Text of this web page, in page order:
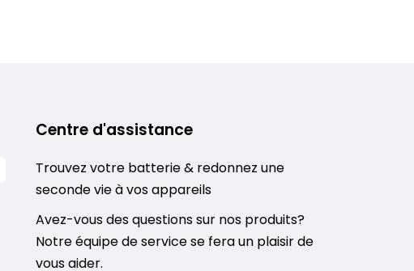
Centre d'assistance
Trouvez votre batterie & redonnez une
seconde vie à vos appareils
Avez-vous des questions sur nos produits?
Notre équipe de service se fera un plaisir de
vous aider.